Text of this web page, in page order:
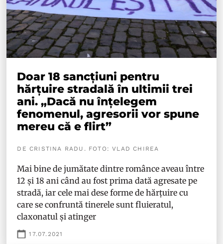
Doar 18 sancțiuni pentru
hărțuire stradală în ultimii trei
ani. „Dacă nu înțelegem
fenomenul, agresorii vor spune
mereu că e flirt”
DE CRISTINA RADU. FOTO: VLAD CHIREA
Mai bine de jumătate dintre românce aveau între
12 și 18 ani când au fost prima dată agresate pe
stradă, iar cele mai dese forme de hărțuire cu
care se confruntă tinerele sunt fluieratul,
claxonatul și atinger
17.07.2021